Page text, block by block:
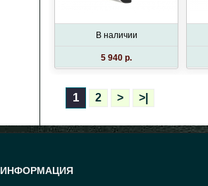
В наличии
5 940 p.
1 2 > >|
ИНФОРМАЦИЯ